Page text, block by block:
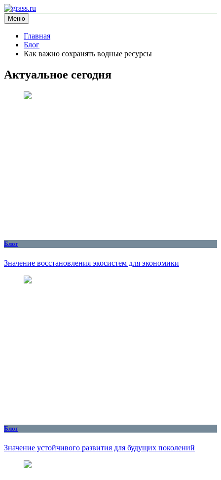
Перейти
к
содержимому
grass.ru
блог про экологию
Меню
Главная
Блог
Как важно сохранять водные ресурсы
Актуальное сегодня
Блог
Значение восстановления экосистем для экономики
Блог
Значение устойчивого развития для будущих поколений